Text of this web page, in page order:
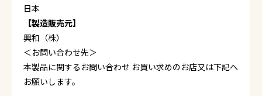
日本
【製造販売元】
興和（株）
＜お問い合わせ先＞
本製品に関するお問い合わせ お買い求めのお店又は下記へ
お願いします。